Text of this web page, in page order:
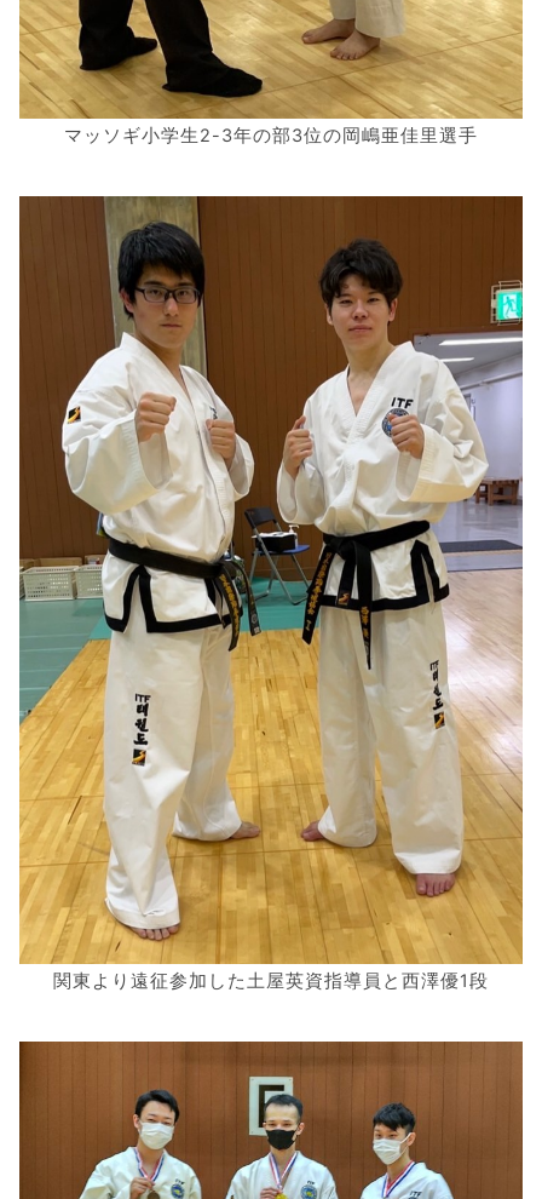
マッソギ小学生2-3年の部3位の岡嶋亜佳里選手
関東より遠征参加した土屋英資指導員と西澤優1段